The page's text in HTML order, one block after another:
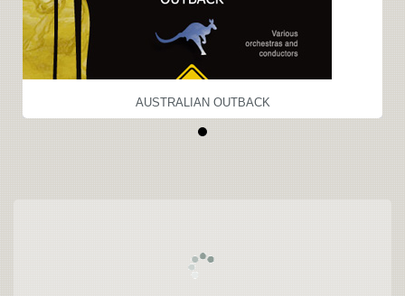
AUSTRALIAN OUTBACK